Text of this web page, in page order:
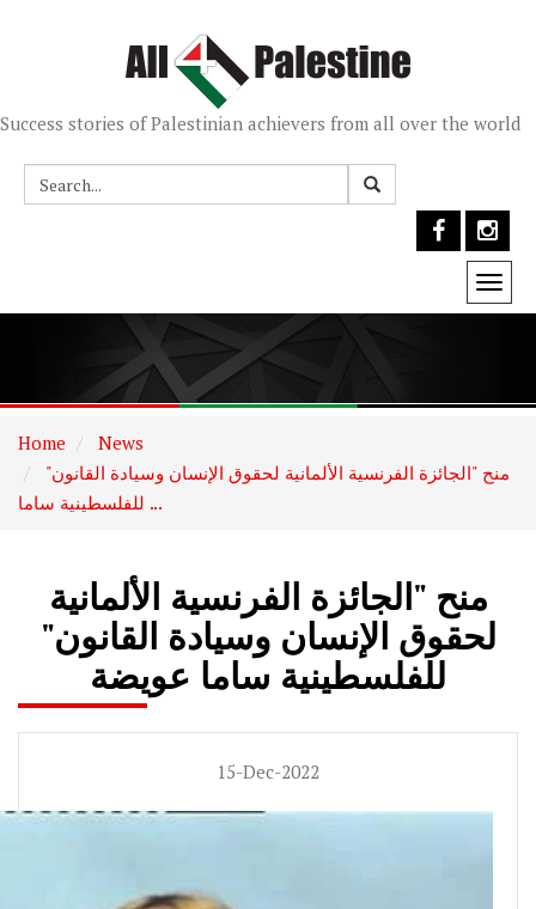
Success stories of Palestinian achievers from all over the world
Home
News
للفلسطينية ساما ...
منح "الجائزة الفرنسية الألمانية
لحقوق الإنسان وسيادة القانون"
للفلسطينية ساما عويضة
15-Dec-2022